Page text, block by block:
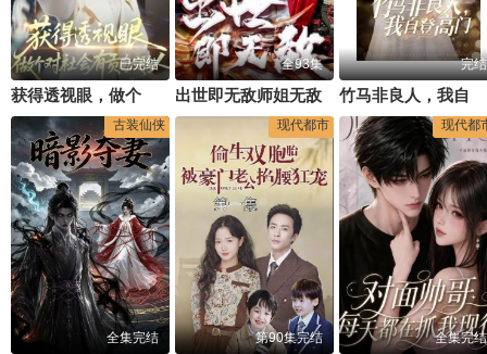
已完结 全93集
出世即无敌师姐无敌
完结
古装仙侠
全集完结
现代都市
第90集完结
现代都
全集完结